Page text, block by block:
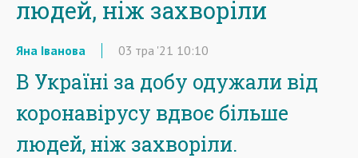
людей, ніж захворіли
Яна Іванова 03 тра '21 10:10
В Україні за добу одужали від
коронавірусу вдвоє більше
людей, ніж захворіли.